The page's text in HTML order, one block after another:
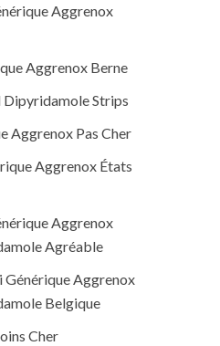
Aggrenox
Aggrenox Berne
Dipyridamole Strips
Aggrenox Pas Cher
Aggrenox États
Aggrenox
Agréable
Générique Aggrenox
Belgique
Cher